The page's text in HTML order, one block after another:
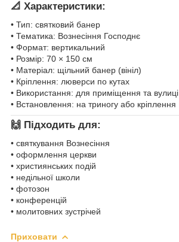
📐 Характеристики:
• Тип: святковий банер
• Тематика: Вознесіння Господнє
• Формат: вертикальний
• Розмір: 70 × 150 см
• Матеріал: щільний банер (вініл)
• Кріплення: люверси по кутах
• Використання: для приміщення та вулиці
• Встановлення: на триногу або кріплення
🙌 Підходить для:
• святкування Вознесіння
• оформлення церкви
• християнських подій
• недільної школи
• фотозон
• конференцій
• молитовних зустрічей
Приховати